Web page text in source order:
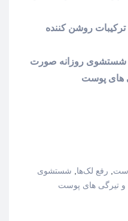
روشن کننده
شستشوی روزانه صورت
های پوست
, رفع لک‌ها, شستشوی
و تیرگی های پوست